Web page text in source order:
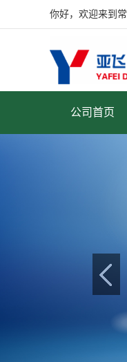
你好，欢迎来到
公司首页